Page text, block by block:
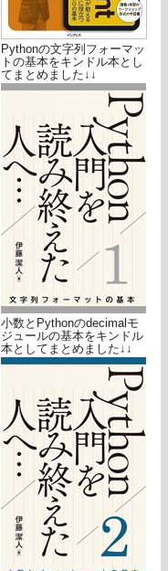
Pythonの文字列フォーマッ
トの基本をキンドル本とし
てまとめました↓↓
小数とPythonのdecimalモ
ジュールの基本をキンドル
本としてまとめました↓↓